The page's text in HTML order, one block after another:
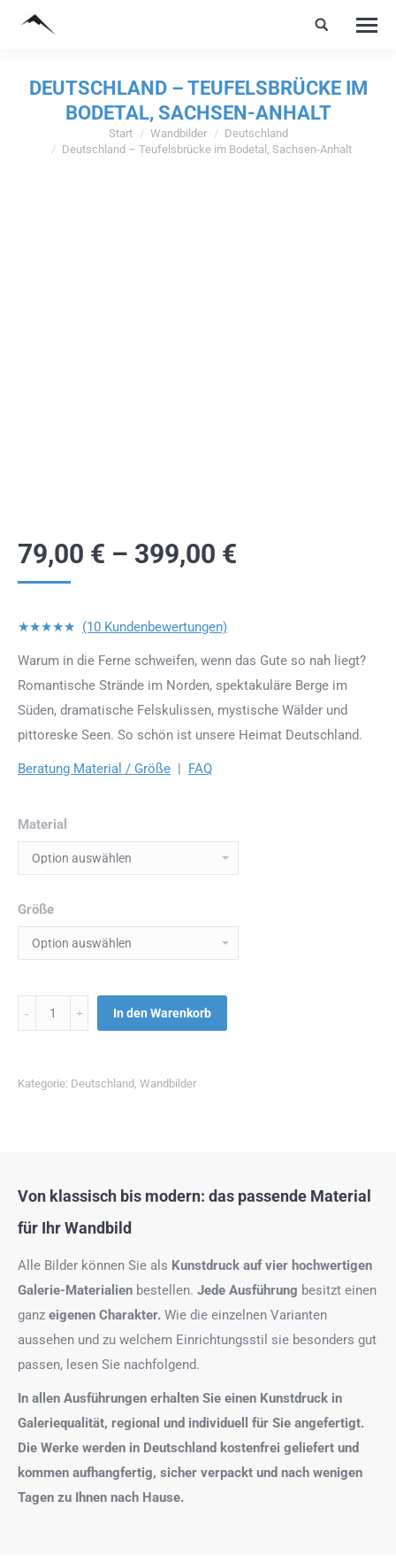
DEUTSCHLAND – TEUFELSBRÜCKE IM
BODETAL, SACHSEN-ANHALT
Sie befinden sich hier:
Start Wandbilder
Deutschland
Deutschland – Teufelsbrücke im Bodetal, Sachsen-Anhalt
79,00 € – 399,00 €
★★★★★ (10 Kundenbewertungen)
Warum in die Ferne schweifen, wenn das Gute so nah liegt?
Romantische Strände im Norden, spektakuläre Berge im
Süden, dramatische Felskulissen, mystische Wälder und
pittoreske Seen. So schön ist unsere Heimat Deutschland.
Beratung Material / Größe | FAQ
Material
Größe
Menge In den Warenkorb
Kategorie: Deutschland Wandbilder
Von klassisch bis modern: das passende Material
für Ihr Wandbild
Alle Bilder können Sie als Kunstdruck auf vier hochwertigen
Galerie-Materialien bestellen. Jede Ausführung besitzt einen
ganz eigenen Charakter. Wie die einzelnen Varianten
aussehen und zu welchem Einrichtungsstil sie besonders gut
passen, lesen Sie nachfolgend.
In allen Ausführungen erhalten Sie einen Kunstdruck in
Galeriequalität, regional und individuell für Sie angefertigt.
Die Werke werden in Deutschland kostenfrei geliefert und
kommen aufhangfertig, sicher verpackt und nach wenigen
Tagen zu Ihnen nach Hause.